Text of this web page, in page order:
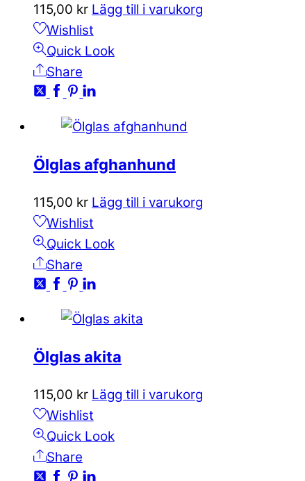
115,00 kr Lägg till i varukorg
Wishlist
Quick Look
Share
Ölglas afghanhund
115,00 kr Lägg till i varukorg
Wishlist
Quick Look
Share
Ölglas akita
115,00 kr Lägg till i varukorg
Wishlist
Quick Look
Share